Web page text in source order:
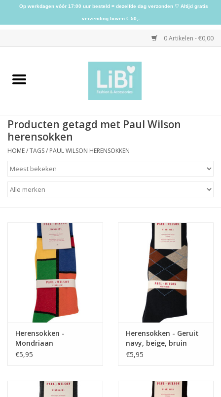
0 Artikelen - €0,00
Home
Kleding
Sieraden
Home deco
Herensokken
Producten getagd met Paul Wilson
herensokken
HOME/TAGS/ PAUL WILSON HERENSOKKEN
Herensokken -
Mondriaan
€5,95
Herensokken - Geruit
navy, beige, bruin
€5,95
Op werkdagen vóór 17:00 uur besteld = dezelfde dag verzonden ♡ Altijd gratis
verzending boven € 50,-